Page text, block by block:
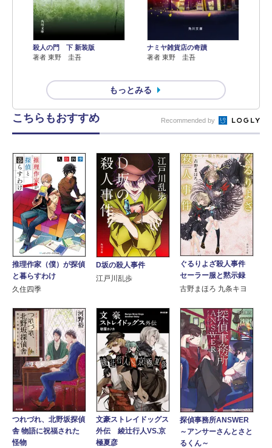
殺人の門 下 新装版
著者 東野 圭吾
ナミヤ雑貨店の奇蹟
著者 東野 圭吾
もっとみる
こちらもおすすめ Recommended by
推理作家（僕）が探偵
と暮らすわけ
久住四季
D坂の殺人事件
江戸川乱歩
ぐるりよざ殺人事件
セーラー服と黙示録
古野まほろ 九条キヨ
つれづれ、北野坂探偵
舎 物語に祝福された
怪物
文豪ストレイドッグス
外伝 綾辻行人VS.京
極夏彦
探偵事務所ANSWER
～アンサーさんとさと
るくん～